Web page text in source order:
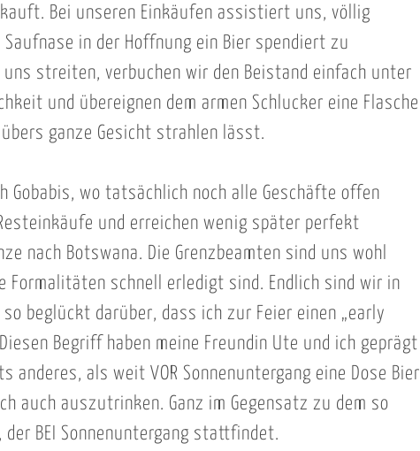
Bei unseren Einkäufen assistiert uns, völlig
in der Hoffnung ein Bier spendiert zu
uns streiten, verbuchen wir den Beistand einfach unter
und übereignen dem armen Schlucker eine Flasche
ganze Gesicht strahlen lässt.
Gobabis, wo tatsächlich noch alle Geschäfte offen
und erreichen wenig später perfekt
nach Botswana. Die Grenzbeamten sind uns wohl
Formalitäten schnell erledigt sind. Endlich sind wir in
beglückt darüber, dass ich zur Feier einen „early
Begriff haben meine Freundin Ute und ich geprägt
anderes, als weit VOR Sonnenuntergang eine Dose Bier
auch auszutrinken. Ganz im Gegensatz zu dem so
der BEI Sonnenuntergang stattfindet.